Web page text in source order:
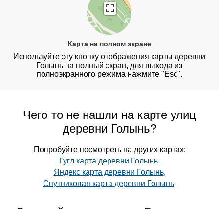
Карта на полном экране
Используйте эту кнопку отображения карты деревни
Голынь на полный экран, для выхода из
полноэкранного режима нажмите "Esc".
Чего-то не нашли на карте улиц
деревни Голынь?
Попробуйте посмотреть на других картах:
Гугл карта деревни Голынь,
Яндекс карта деревни Голынь,
Спутниковая карта деревни Голынь.